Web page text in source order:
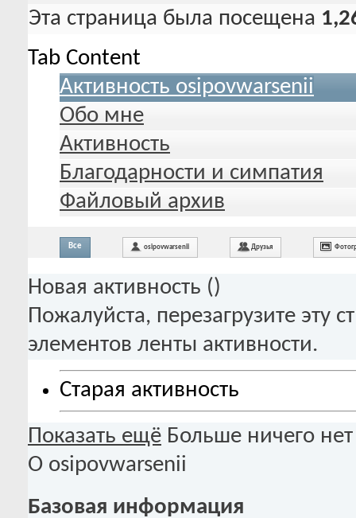
Эта страница была посещена
Tab Content
Активность osipovwarsenii
Обо мне
Активность
Благодарности и симпатия
Файловый архив
Все osipovwarsenii Друзья
Новая активность ()
Пожалуйста, перезагрузите эту
элементов ленты активности.
Старая активность
Показать ещё Больше ничего нет
О osipovwarsenii
Базовая информация